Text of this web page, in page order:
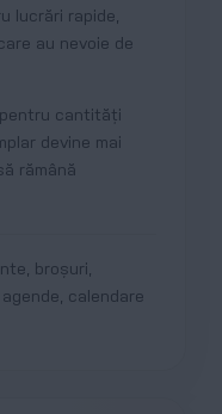
lucrări rapide,
au nevoie de
cantități
devine mai
rămână
broșuri,
calendare